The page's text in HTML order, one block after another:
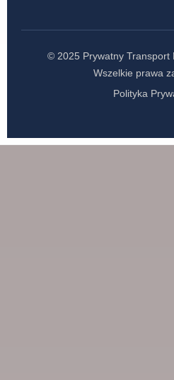
© 2025 Prywatny Transport
Wszelkie prawa
Polityka